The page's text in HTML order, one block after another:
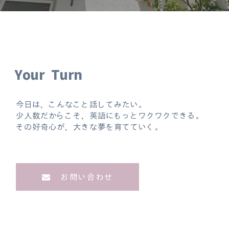
Your Turn
今日は、こんなこと話してみたい。
少人数だからこそ、英語にもっとワクワクできる。
その好奇心が、大きな夢を育てていく。
お問い合わせ